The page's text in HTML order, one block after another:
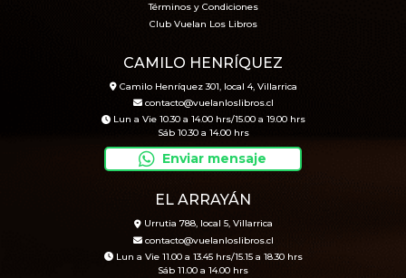
Términos y Condiciones
Club Vuelan Los Libros
CAMILO HENRÍQUEZ
Camilo Henríquez 301, local 4, Villarrica
contacto@vuelanloslibros.cl
Lun a Vie 10.30 a 14.00 hrs/15.00 a 19.00 hrs
Sáb 10.30 a 14.00 hrs
Enviar mensaje
EL ARRAYÁN
Urrutia 788, local 5, Villarrica
contacto@vuelanloslibros.cl
Lun a Vie 11.00 a 13.45 hrs/15.15 a 18.30 hrs
Sáb 11.00 a 14.00 hrs